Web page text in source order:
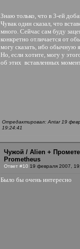
Знаю только, что в 3-ей
Чувак один сказал, что
много. Сейчас сам буду
конкретно отличается от
могу сказать, ибо
Но, если хотите, могу у
об этих вставленных
Отредактировал: Antar 19
19:24:41
Чужой / Alien +
Prometheus
Ответ #10 19 февраля 2007,
Было бы очень интересно